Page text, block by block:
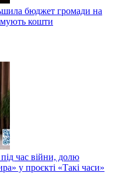
бюджет громади на
кошти
час війни, долю
у проєкті «Такі часи»